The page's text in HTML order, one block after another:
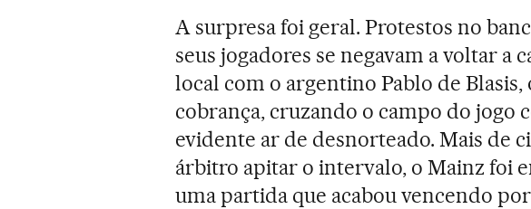
A surpresa foi geral. Protestos no
seus jogadores se negavam a voltar a
local com o argentino Pablo de Blasis,
cobrança, cruzando o campo do jogo
evidente ar de desnorteado. Mais de
árbitro apitar o intervalo, o Mainz foi
uma partida que acabou vencendo